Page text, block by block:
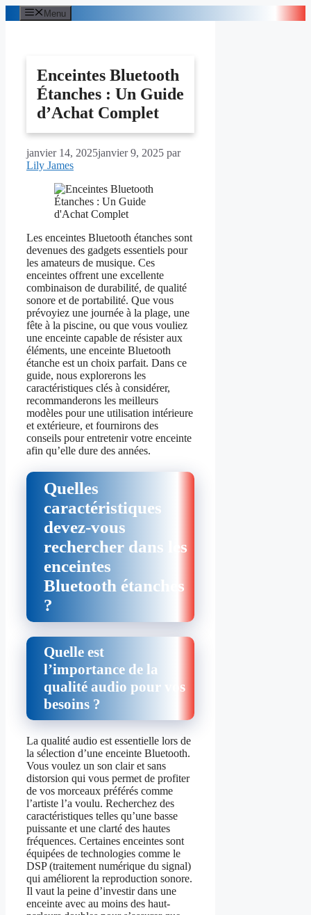
Aller
au
Menu
Enceintes Bluetooth
Étanches : Un Guide
d’Achat Complet
janvier 14, 2025janvier 9, 2025 par
Lily James
Les enceintes Bluetooth étanches sont
devenues des gadgets essentiels pour
les amateurs de musique. Ces
enceintes offrent une excellente
combinaison de durabilité, de qualité
sonore et de portabilité. Que vous
prévoyiez une journée à la plage, une
fête à la piscine, ou que vous vouliez
une enceinte capable de résister aux
éléments, une enceinte Bluetooth
étanche est un choix parfait. Dans ce
guide, nous explorerons les
caractéristiques clés à considérer,
recommanderons les meilleurs
modèles pour une utilisation intérieure
et extérieure, et fournirons des
conseils pour entretenir votre enceinte
afin qu’elle dure des années.
Quelles
caractéristiques
devez-vous
rechercher dans les
enceintes
Bluetooth étanches
?
Quelle est
l’importance de la
qualité audio pour vos
besoins ?
La qualité audio est essentielle lors de
la sélection d’une enceinte Bluetooth.
Vous voulez un son clair et sans
distorsion qui vous permet de profiter
de vos morceaux préférés comme
l’artiste l’a voulu. Recherchez des
caractéristiques telles qu’une basse
puissante et une clarté des hautes
fréquences. Certaines enceintes sont
équipées de technologies comme le
DSP (traitement numérique du signal)
qui améliorent la reproduction sonore.
Il vaut la peine d’investir dans une
enceinte avec au moins des haut-